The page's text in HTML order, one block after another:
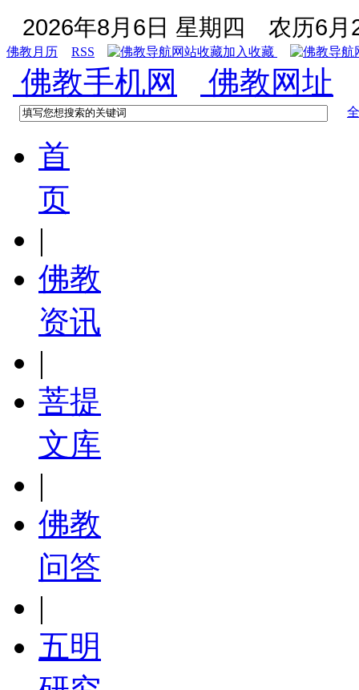
2026年8月6日 星期四 农历6月
佛教月历 RSS 加入收藏
佛教手机网 佛教网址
首
页
|
佛教
资讯
|
菩提
文库
|
佛教
问答
|
五明